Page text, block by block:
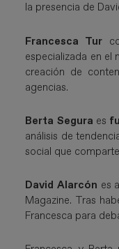
la presencia de
Francesca Tur
especializada en
creación de
agencias.
Berta Segura es
análisis de
social que
David Alarcón es
Magazine. Tras
Francesca para